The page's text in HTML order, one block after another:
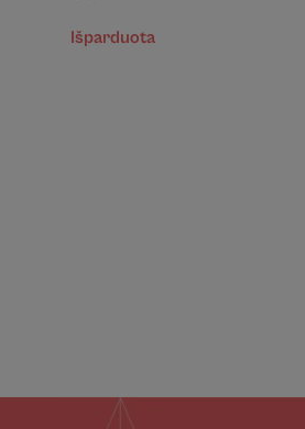
Išparduota